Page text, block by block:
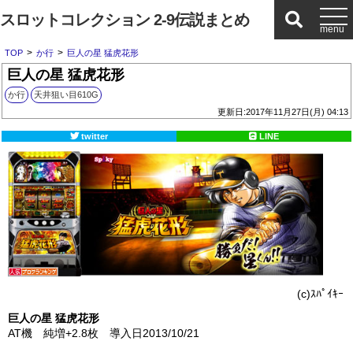
スロットコレクション 2-9伝説まとめ
TOP > か行 > 巨人の星 猛虎花形
巨人の星 猛虎花形
か行
天井狙い目610G
更新日:2017年11月27日(月) 04:13
twitter LINE
(c)ｽﾊﾟｲｷｰ
巨人の星 猛虎花形
AT機 純増+2.8枚 導入日2013/10/21